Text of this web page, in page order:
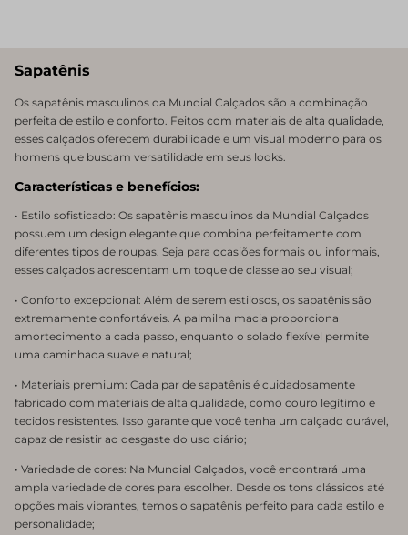
Sapatênis
Os sapatênis masculinos da Mundial Calçados são a combinação
perfeita de estilo e conforto. Feitos com materiais de alta qualidade,
esses calçados oferecem durabilidade e um visual moderno para os
homens que buscam versatilidade em seus looks.
Características e benefícios:
• Estilo sofisticado: Os sapatênis masculinos da Mundial Calçados
possuem um design elegante que combina perfeitamente com
diferentes tipos de roupas. Seja para ocasiões formais ou informais,
esses calçados acrescentam um toque de classe ao seu visual;
• Conforto excepcional: Além de serem estilosos, os sapatênis são
extremamente confortáveis. A palmilha macia proporciona
amortecimento a cada passo, enquanto o solado flexível permite
uma caminhada suave e natural;
• Materiais premium: Cada par de sapatênis é cuidadosamente
fabricado com materiais de alta qualidade, como couro legítimo e
tecidos resistentes. Isso garante que você tenha um calçado durável,
capaz de resistir ao desgaste do uso diário;
• Variedade de cores: Na Mundial Calçados, você encontrará uma
ampla variedade de cores para escolher. Desde os tons clássicos até
opções mais vibrantes, temos o sapatênis perfeito para cada estilo e
personalidade;